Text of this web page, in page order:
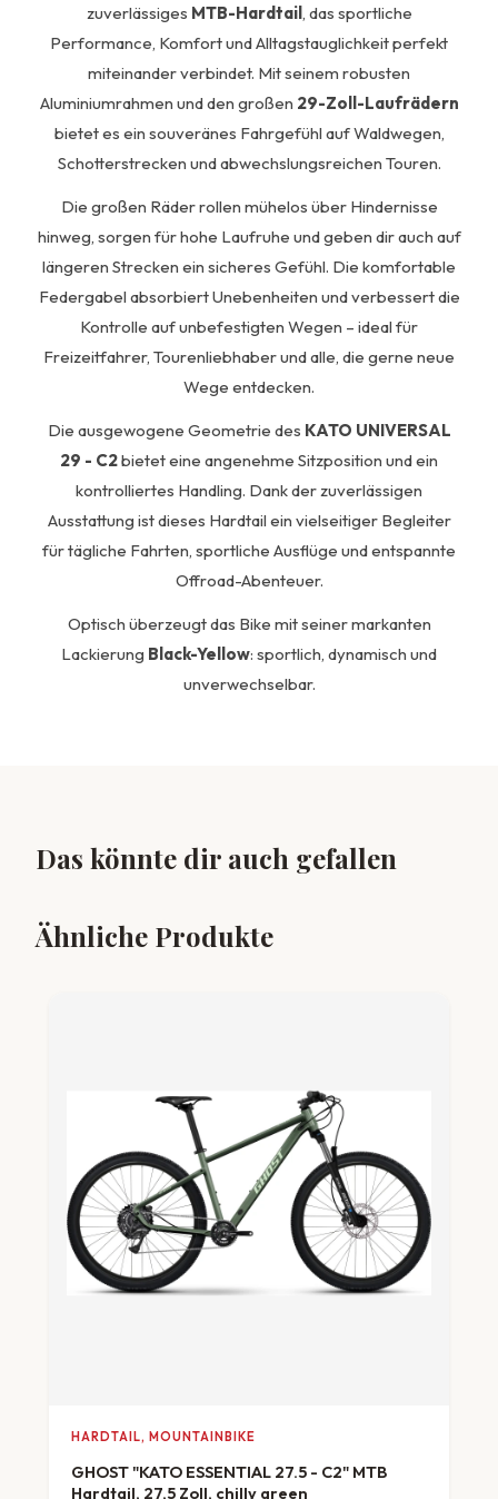
zuverlässiges MTB-Hardtail, das sportliche
Performance, Komfort und Alltagstauglichkeit perfekt
miteinander verbindet. Mit seinem robusten
Aluminiumrahmen und den großen 29-Zoll-Laufrädern
bietet es ein souveränes Fahrgefühl auf Waldwegen,
Schotterstrecken und abwechslungsreichen Touren.
Die großen Räder rollen mühelos über Hindernisse
hinweg, sorgen für hohe Laufruhe und geben dir auch auf
längeren Strecken ein sicheres Gefühl. Die komfortable
Federgabel absorbiert Unebenheiten und verbessert die
Kontrolle auf unbefestigten Wegen – ideal für
Freizeitfahrer, Tourenliebhaber und alle, die gerne neue
Wege entdecken.
Die ausgewogene Geometrie des KATO UNIVERSAL
29 - C2bietet eine angenehme Sitzposition und ein
kontrolliertes Handling. Dank der zuverlässigen
Ausstattung ist dieses Hardtail ein vielseitiger Begleiter
für tägliche Fahrten, sportliche Ausflüge und entspannte
Offroad-Abenteuer.
Optisch überzeugt das Bike mit seiner markanten
Lackierung Black-Yellow: sportlich, dynamisch und
unverwechselbar.
Das könnte dir auch gefallen
Ähnliche Produkte
HARDTAIL, MOUNTAINBIKE
GHOST "KATO ESSENTIAL 27.5 - C2" MTB
Hardtail, 27,5 Zoll, chilly green